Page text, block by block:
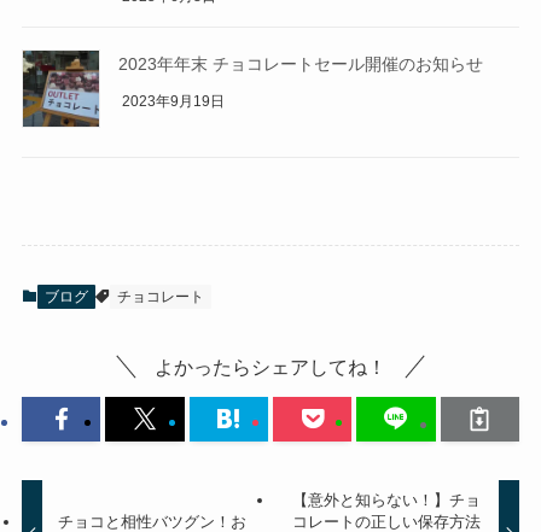
2023年年末 チョコレートセール開催のお知らせ
2023年9月19日
ブログ チョコレート
よかったらシェアしてね！
チョコと相性バツグン！お
【意外と知らない！】チョ
コレートの正しい保存方法